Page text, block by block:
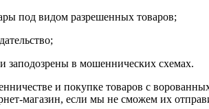
под видом разрешенных товаров;
заподозрены в мошеннических схемах.
и покупке товаров с
магазин, если мы не сможем их